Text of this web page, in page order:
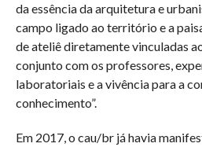
da essência da arquitetura e
campo ligado ao território e a
de ateliê diretamente vinculadas
conjunto com os professores,
laboratoriais e a vivência para a
conhecimento”.
Em 2017, o cau/br já havia